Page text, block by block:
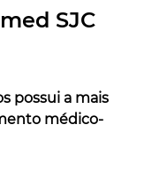
SJC
possui a mais
médico-